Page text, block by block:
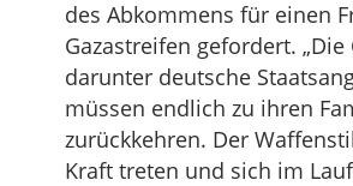
des Abkommens für einen
Gazastreifen gefordert. „Die
darunter deutsche
müssen endlich zu ihren
zurückkehren. Der
Kraft treten und sich im